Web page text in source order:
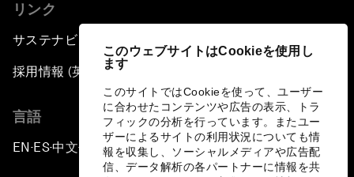
このウェブサイトはCookieを使用し
ます
このサイトではCookieを使って、ユーザー
に合わせたコンテンツや広告の表示、トラ
フィックの分析を行っています。またユー
ザーによるサイトの利用状況についても情
報を収集し、ソーシャルメディアや広告配
信、データ解析の各パートナーに情報を共
リンク
サステナビリティへの取り組み
採用情報 (英語のみ)
言語
EN ▪ ES▪中文▪ 日本語